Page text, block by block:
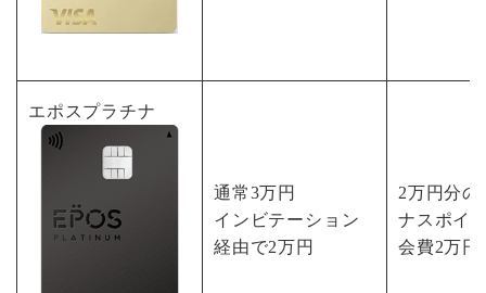
エポスプラチナ
通常3万円
インビテーション
経由で2万円
2万円分の
ナスポイ
会費2万